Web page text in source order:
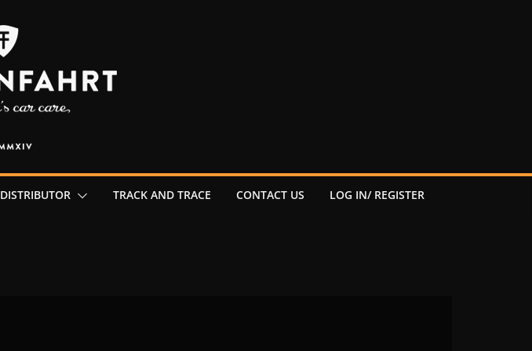
DISTRIBUTOR TRACK AND TRACE CONTACT US LOG IN/ REGISTER